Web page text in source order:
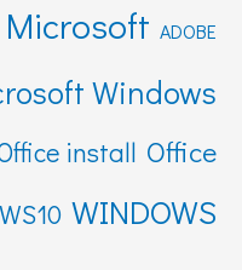
ADOBE
Microsoft
Windows
Office
install
WINDOWS